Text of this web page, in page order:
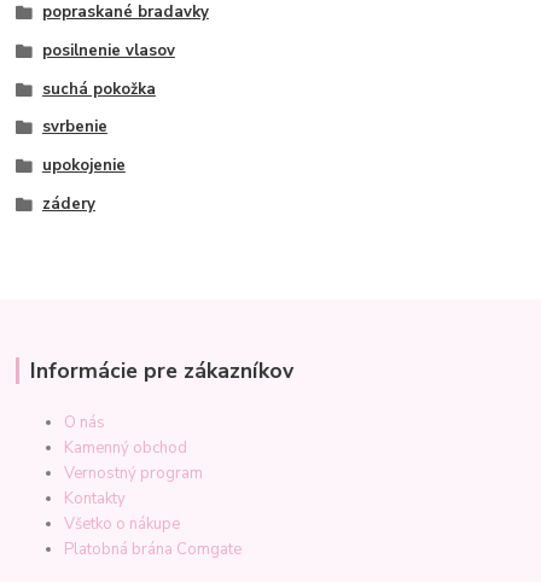
popraskané bradavky
posilnenie vlasov
suchá pokožka
svrbenie
upokojenie
zádery
Informácie pre zákazníkov
O nás
Kamenný obchod
Vernostný program
Kontakty
Všetko o nákupe
Platobná brána Comgate